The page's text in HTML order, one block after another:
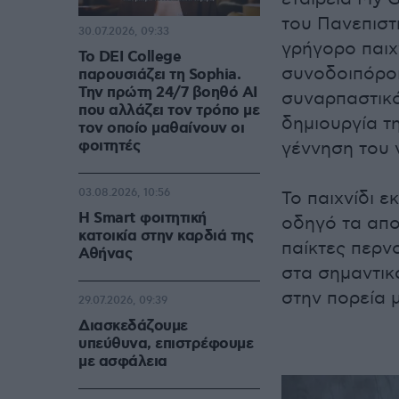
του
γρήγορο
δημιουργία
γέννηση του
Το παιχνίδι
οδηγό τα
παίκτες
στα
στην πορεία
Το DEI College
παρουσιάζει τη Sophia.
Την πρώτη 24/7 βοηθό AI
που αλλάζει τον τρόπο με
τον οποίο μαθαίνουν οι
φοιτητές
30.07.2026, 09:33
Η Smart φοιτητική
κατοικία στην καρδιά της
Αθήνας
03.08.2026, 10:56
Διασκεδάζουμε
υπεύθυνα, επιστρέφουμε
με ασφάλεια
29.07.2026, 09:39